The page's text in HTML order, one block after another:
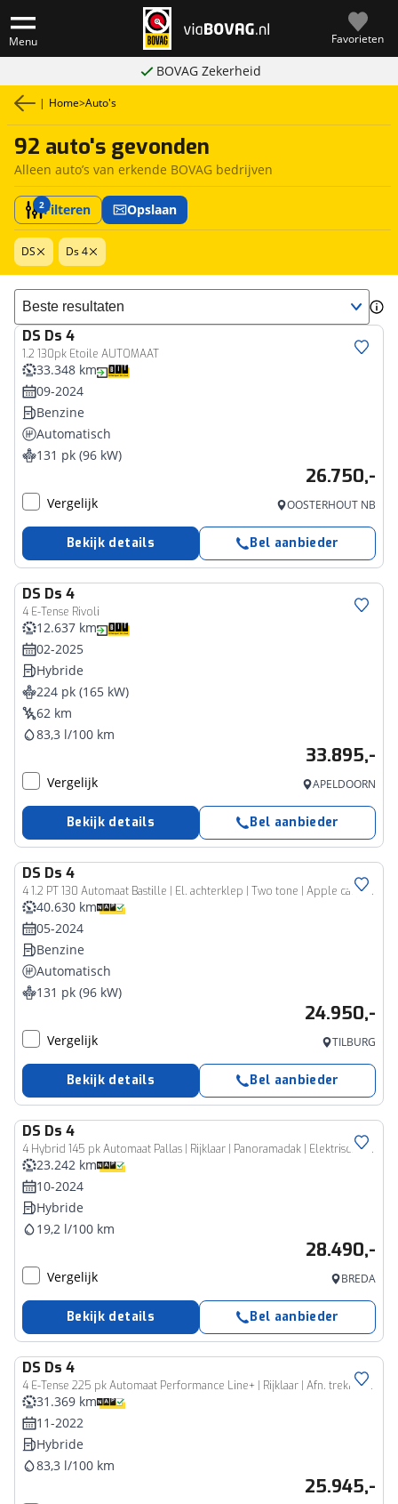
Menu Favorieten
BOVAG Zekerheid
| Home>Auto's
92 auto's gevonden
Alleen auto’s van erkende BOVAG bedrijven
2Filteren Opslaan
DS Ds 4
Sorteer resultaten
DS Ds 4
1.2 130pk Etoile AUTOMAAT
33.348 km
09-2024
Benzine
Automatisch
131 pk (96 kW)
26.750,-
Vergelijk OOSTERHOUT NB
Bekijk details Bel aanbieder
DS Ds 4
4 E-Tense Rivoli
12.637 km
02-2025
Hybride
224 pk (165 kW)
62 km
83,3 l/100 km
33.895,-
Vergelijk APELDOORN
Bekijk details Bel aanbieder
DS Ds 4
4 1.2 PT 130 Automaat Bastille | El. achterklep | Two tone | Apple carplay | Prijs is rijklaar
40.630 km
05-2024
Benzine
Automatisch
131 pk (96 kW)
24.950,-
Vergelijk TILBURG
Bekijk details Bel aanbieder
DS Ds 4
4 Hybrid 145 pk Automaat Pallas | Rijklaar | Panoramadak | Elektrische stoelen met geheugenfunctie |
23.242 km
10-2024
Hybride
19,2 l/100 km
28.490,-
Vergelijk BREDA
Bekijk details Bel aanbieder
DS Ds 4
4 E-Tense 225 pk Automaat Performance Line+ | Rijklaar | Afn. trekhaak | FOCAL |
31.369 km
11-2022
Hybride
83,3 l/100 km
25.945,-